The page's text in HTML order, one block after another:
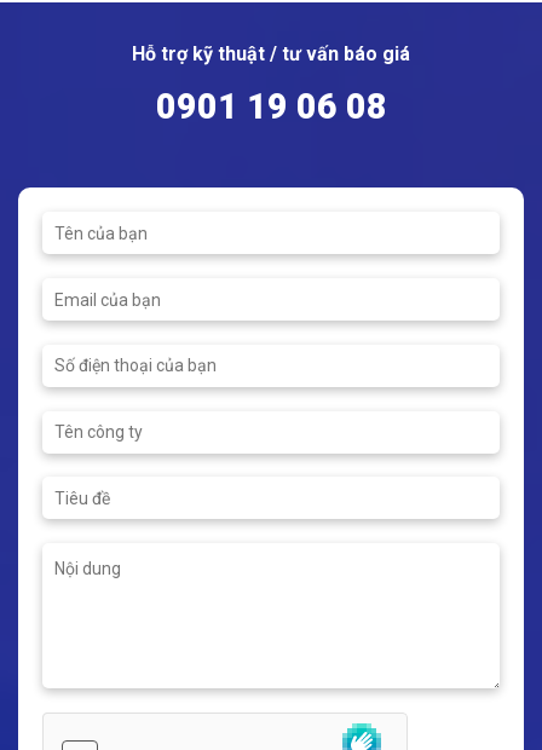
Hỗ trợ kỹ thuật / tư vấn báo giá
0901 19 06 08